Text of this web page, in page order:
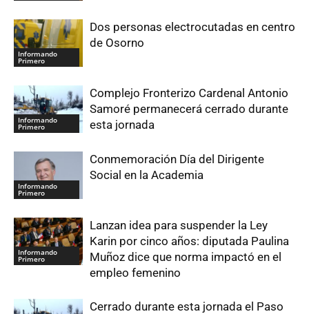
Informando
Primero
Dos personas electrocutadas en centro
de Osorno
Informando
Primero
Complejo Fronterizo Cardenal Antonio
Samoré permanecerá cerrado durante
esta jornada
Informando
Primero
Conmemoración Día del Dirigente
Social en la Academia
Informando
Primero
Lanzan idea para suspender la Ley
Karin por cinco años: diputada Paulina
Muñoz dice que norma impactó en el
empleo femenino
Cerrado durante esta jornada el Paso